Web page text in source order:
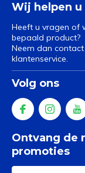
Wij helpen u
Heeft u vragen of
bepaald product?
Neem dan
klantenservice.
Volg ons
Ontvang de
promoties